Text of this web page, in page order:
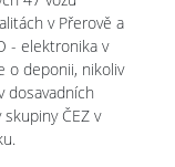
v Přerově a
- elektronika v
o deponii, nikoliv
dosavadních
ČEZ v